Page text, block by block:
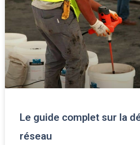
Le guide complet sur la
réseau